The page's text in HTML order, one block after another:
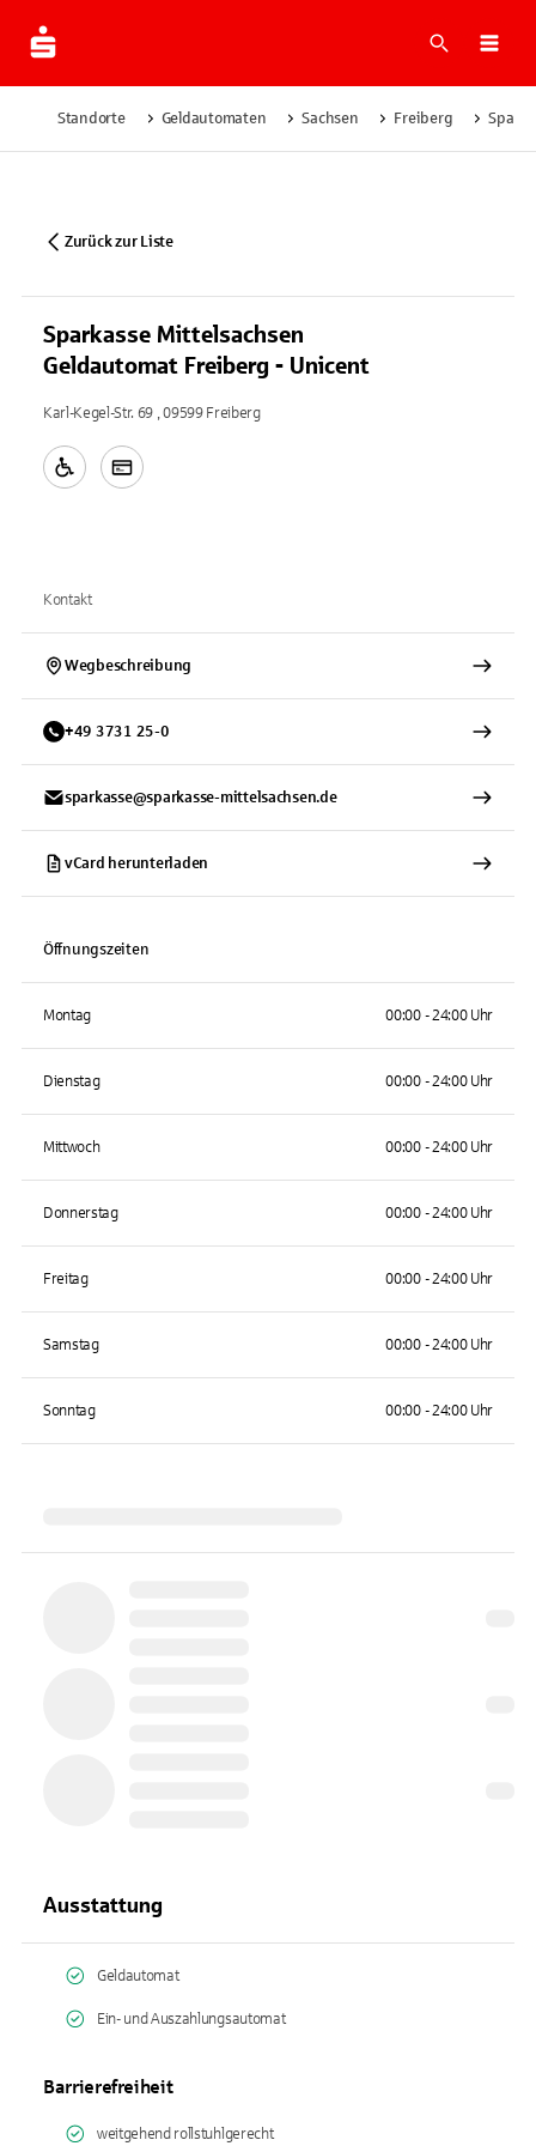
Suche
Standorte Geldautomaten Sachsen Freiberg
Zurück zur Liste
Sparkasse Mittelsachsen
Geldautomat Freiberg - Unicent
Karl-Kegel-Str. 69 , 09599 Freiberg
Kontakt
Wegbeschreibung
+49 3731 25-0
sparkasse@sparkasse-mittelsachsen.de
vCard herunterladen
Öffnungszeiten
Montag 00:00 - 24:00 Uhr
Dienstag 00:00 - 24:00 Uhr
Mittwoch 00:00 - 24:00 Uhr
Donnerstag 00:00 - 24:00 Uhr
Freitag 00:00 - 24:00 Uhr
Samstag 00:00 - 24:00 Uhr
Sonntag 00:00 - 24:00 Uhr
Ausstattung
Geldautomat
Ein- und Auszahlungsautomat
Barrierefreiheit
weitgehend rollstuhlgerecht